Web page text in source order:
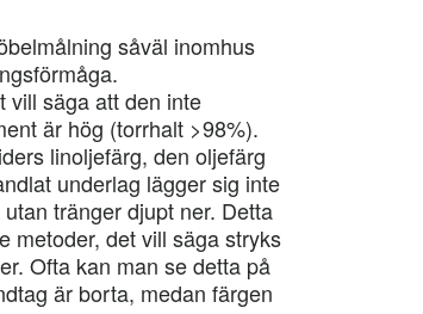
såväl inomhus
vill säga att den inte
är hög (torrhalt >98%).
linoljefärg, den oljefärg
underlag lägger sig inte
tränger djupt ner. Detta
metoder, det vill säga stryks
Ofta kan man se detta på
är borta, medan färgen